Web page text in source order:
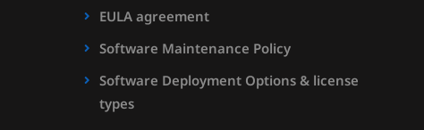
EULA agreement
Software Maintenance Policy
Software Deployment Options & license
types